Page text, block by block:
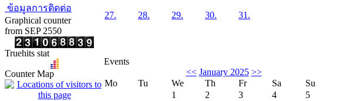
ข้อมูลการติดต่อ
Graphical counter
from SEP 2550
Truehits stat
Counter Map
27. 28. 29. 30. 31.
Events
<< January 2025 >>
Mo
Tu We Th Fr Sa
Su
1
2 3 4
5